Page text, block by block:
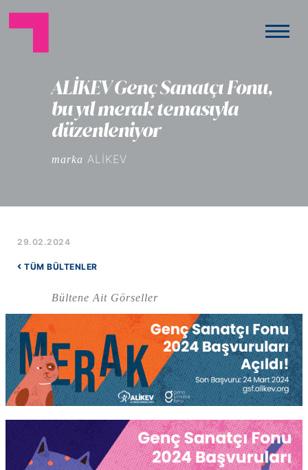
ALİKEV Genç Sanatçı Fonu,
bu yıl merak temasıyla
düzenleniyor
marka ALİKEV
29.02.2024
TÜM BÜLTENLER
Bültene Ait Görseller